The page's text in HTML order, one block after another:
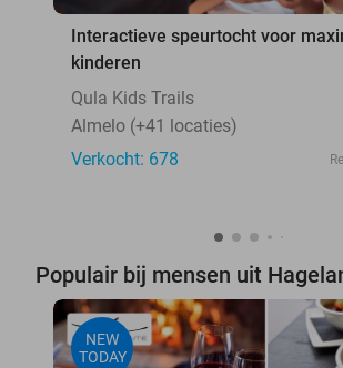
Interactieve speurtocht voor
kinderen
Qula Kids Trails
Almelo (+41 locaties)
Verkocht: 678
Populair bij mensen uit
NEW
TODAY